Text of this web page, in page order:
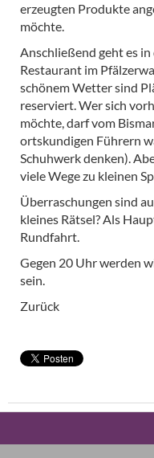
erzeugten Produkte
möchte.
Anschließend geht es
Restaurant im
schönem Wetter sind
reserviert. Wer sich
möchte, darf vom
ortskundigen Führern
Schuhwerk denken).
viele Wege zu kleinen
Überraschungen sind
kleines Rätsel? Als
Rundfahrt.
Gegen 20 Uhr werden
sein.
Zurück